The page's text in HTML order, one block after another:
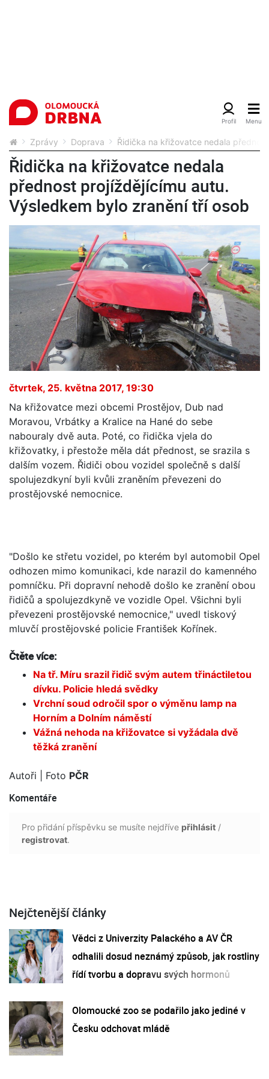
Zprávy Doprava Řidička na křižovatce nedala
Řidička na křižovatce nedala
přednost projíždějícímu autu.
Výsledkem bylo zranění tří osob
čtvrtek, 25. května 2017, 19:30
Na křižovatce mezi obcemi Prostějov, Dub nad
Moravou, Vrbátky a Kralice na Hané do sebe
nabouraly dvě auta. Poté, co řidička vjela do
křižovatky, i přestože měla dát přednost, se srazila s
dalším vozem. Řidiči obou vozidel společně s další
spolujezdkyní byli kvůli zraněním převezeni do
prostějovské nemocnice.
"Došlo ke střetu vozidel, po kterém byl automobil Opel
odhozen mimo komunikaci, kde narazil do kamenného
pomníčku. Při dopravní nehodě došlo ke zranění obou
řidičů a spolujezdkyně ve vozidle Opel. Všichni byli
převezeni prostějovské nemocnice," uvedl tiskový
mluvčí prostějovské policie František Kořínek.
Čtěte více:
Na tř. Míru srazil řidič svým autem třináctiletou
dívku. Policie hledá svědky
Vrchní soud odročil spor o výměnu lamp na
Horním a Dolním náměstí
Vážná nehoda na křižovatce si vyžádala dvě
těžká zranění
Autoři | Foto PČR
Komentáře
Pro přidání příspěvku se musíte nejdříve přihlásit /
registrovat.
Nejčtenější články
Vědci z Univerzity Palackého a AV ČR
odhalili dosud neznámý způsob, jak rostliny
řídí tvorbu a dopravu svých hormonů
Olomoucké zoo se podařilo jako jediné v
Česku odchovat mládě